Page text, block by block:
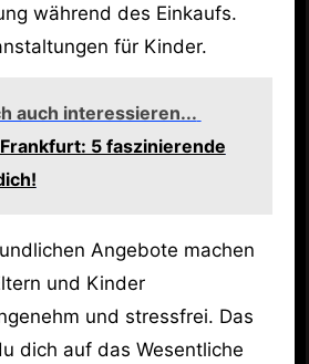
während des Einkaufs.
für Kinder.
auch interessieren...
5 faszinierende
Angebote machen
und Kinder
und stressfrei. Das
dich auf das Wesentliche